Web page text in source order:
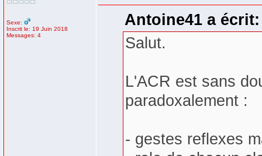
Sexe:
Inscrit le: 19 Juin 2018
Messages: 4
Antoine41 a écrit:
Salut.
L'ACR est sans
paradoxalement :
- gestes reflexes